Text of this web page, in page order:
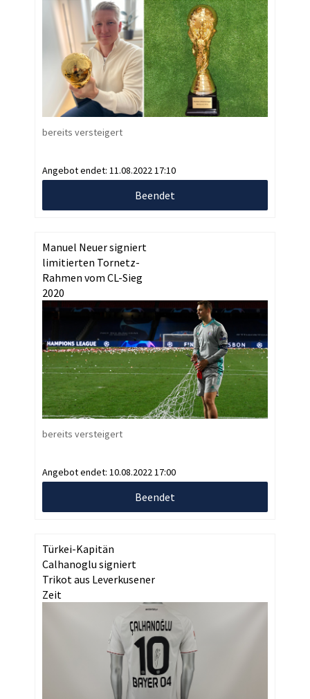
bereits versteigert
Angebot endet: 11.08.2022 17:10
Beendet
Manuel Neuer signiert
limitierten Tornetz-
Rahmen vom CL-Sieg
2020
bereits versteigert
Angebot endet: 10.08.2022 17:00
Beendet
Türkei-Kapitän
Calhanoglu signiert
Trikot aus Leverkusener
Zeit